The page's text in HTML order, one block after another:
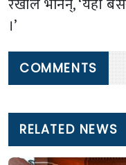
।’
COMMENTS
RELATED NEWS